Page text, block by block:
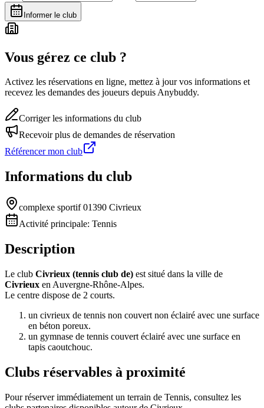
Informer le club
Vous gérez ce club ?
Activez les réservations en ligne, mettez à jour vos informations et
recevez les demandes des joueurs depuis Anybuddy.
Corriger les informations du club
Recevoir plus de demandes de réservation
Référencer mon club
Informations du club
complexe sportif 01390 Civrieux
Activité principale: Tennis
Description
Le club Civrieux (tennis club de) est situé dans la ville de
Civrieux en Auvergne-Rhône-Alpes.
Le centre dispose de 2 courts.
un civrieux de tennis non couvert non éclairé avec une surface
en béton poreux.
un gymnase de tennis couvert éclairé avec une surface en
tapis caoutchouc.
Clubs réservables à proximité
Pour réserver immédiatement un terrain de Tennis, consultez les